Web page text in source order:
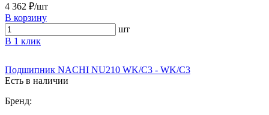
4 362 ₽/шт
В корзину
шт
В 1 клик
Подшипник NACHI NU210 WK/C3 - WK/C3
Есть в наличии
Бренд: